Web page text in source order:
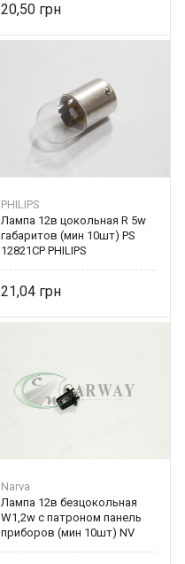
20,50
PHILIPS
Лампа 12в цокольная R 5w
габаритов (мин 10шт) PS
12821CP PHILIPS
21,04
Narva
Лампа 12в безцокольная
W1,2w с патроном панель
приборов (мин 10шт) NV